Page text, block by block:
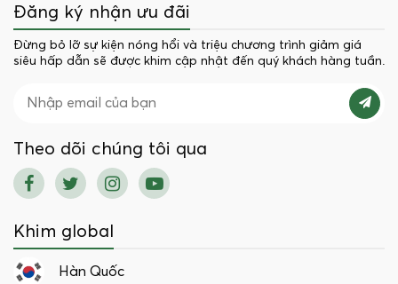
Đăng ký nhận ưu đãi
Đừng bỏ lỡ sự kiện nóng hổi và triệu chương trình giảm giá
siêu hấp dẫn sẽ được khim cập nhật đến quý khách hàng tuần.
Theo dõi chúng tôi qua
Khim global
Hàn Quốc